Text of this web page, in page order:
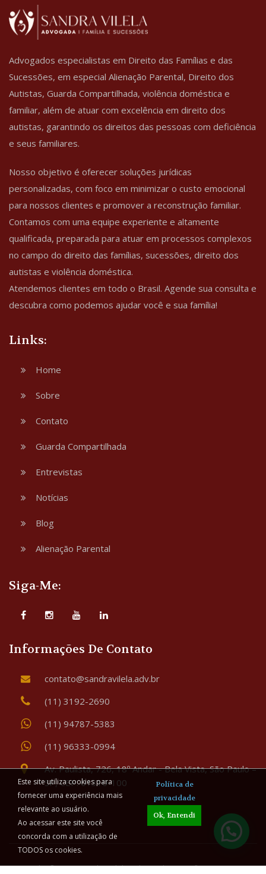
Advogados especialistas em Direito das Famílias e das
Sucessões, em especial Alienação Parental, Direito dos
Autistas, Guarda Compartilhada, violência doméstica e
familiar, além de atuar com excelência em direito dos
autistas, garantindo os direitos das pessoas com deficiência
e seus familiares.
Nosso objetivo é oferecer soluções jurídicas
personalizadas, com foco em minimizar o custo emocional
para nossos clientes e promover a reconstrução familiar.
Contamos com uma equipe experiente e altamente
qualificada, preparada para atuar em processos complexos
no campo do direito das famílias, sucessões, direito dos
autistas e violência doméstica.
Atendemos clientes em todo o Brasil. Agende sua consulta e
descubra como podemos ajudar você e sua família!
Links:
Home
Sobre
Contato
Guarda Compartilhada
Entrevistas
Notícias
Blog
Alienação Parental
Siga-Me:
Informações De Contato
contato@sandravilela.adv.br
(11) 3192-2690
(11) 94787-5383
(11) 96333-0994
Av. Paulista, 726, 18º Andar - Bela Vista, São Paulo –
SP, CEP: 01310-100
Copyright © 2026 Sandra Vilela Advogada - Família & Sucessões
Este site utiliza cookies para
fornecer uma experiência mais
relevante ao usuário.
Ao acessar este site você
concorda com a utilização de
TODOS os cookies.
Política de
privacidade
Ok, Entendi